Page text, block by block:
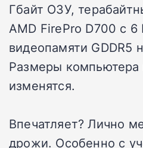
Гбайт ОЗУ,
AMD FirePro D700 с 6
видеопамяти GDDR5
Размеры компьютера
изменятся.
Впечатляет? Лично
дрожи. Особенно с